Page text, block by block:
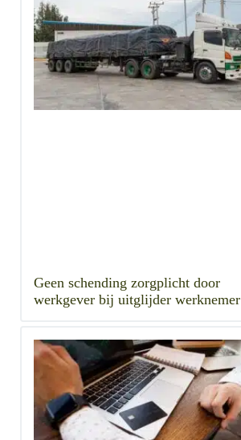
Geen schending zorgplicht door
werkgever bij uitglijder werknemer